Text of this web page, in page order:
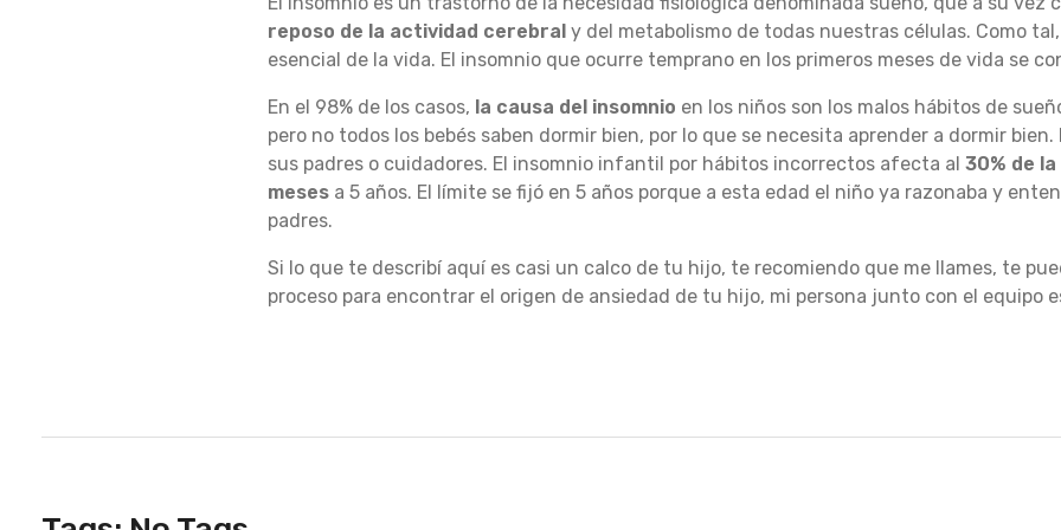
N
F
A
T
reposo de la actividad cerebral y del metabolismo de todas nuestras células. Como
esencial de la vida. El insomnio que ocurre temprano en los primeros meses de vida se
En el 98% de los casos, la causa del insomnio en los niños son los malos hábitos de
pero no todos los bebés saben dormir bien, por lo que se necesita aprender a dormir
sus padres o cuidadores. El insomnio infantil por hábitos incorrectos afecta al30% de
meses a 5 años. El límite se fijó en 5 años porque a esta edad el niño ya razonaba y
padres.
Si lo que te describí aquí es casi un calco de tu hijo, te recomiendo que me llames, te
proceso para encontrar el origen de ansiedad de tu hijo, mi persona junto con el equipo